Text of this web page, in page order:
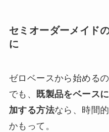
セミオーダーメイド
に
ゼロベースから始めるの
でも、
既製品をベース
加する方法なら、時間
かもって。